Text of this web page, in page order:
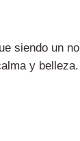
siendo un
y